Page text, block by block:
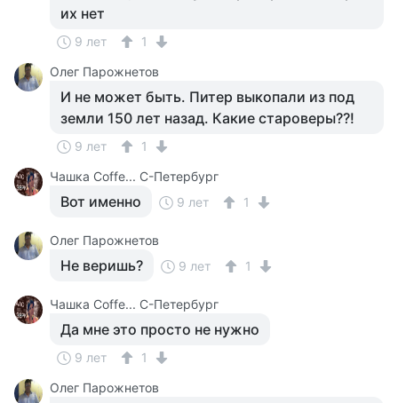
их нет
9 лет
1
Олег Парожнетов
И не может быть. Питер выкопали из под
земли 150 лет назад. Какие староверы??!
9 лет
1
Чашка Cоffe... С-Петербург
Вот именно 9 лет 1
Олег Парожнетов
Не веришь? 9 лет 1
Чашка Cоffe... С-Петербург
Да мне это просто не нужно
9 лет
1
Олег Парожнетов